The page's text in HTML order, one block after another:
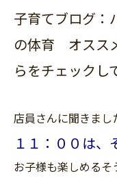
子育てブログ
の体育 オスス
らをチェックし
店員さんに聞きまし
１１：００は、
お子様も楽しめるそ